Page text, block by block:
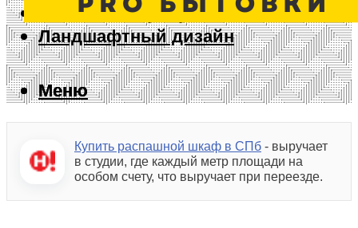
Дизайн интерьера
Ландшафтный дизайн
Меню
Меню
Купить распашной шкаф в СПб - выручает
в студии, где каждый метр площади на
особом счету, что выручает при переезде.